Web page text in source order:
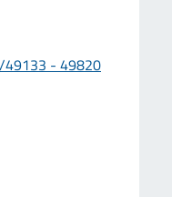
49133 - 49820